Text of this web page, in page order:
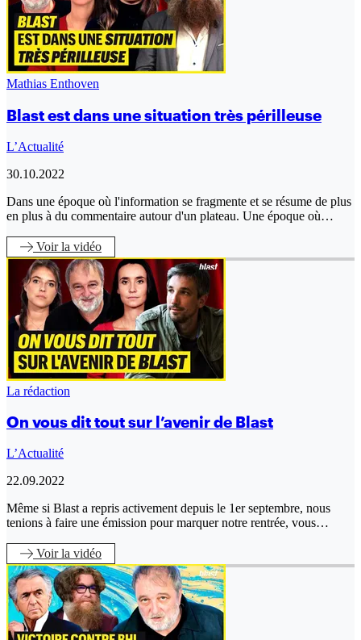
Mathias Enthoven
Blast est dans une situation très périlleuse
L’Actualité
30.10.2022
Dans une époque où l'information se fragmente et se résume de plus
en plus à du commentaire autour d'un plateau. Une époque où…
Voirla vidéo
La rédaction
On vous dit tout sur l’avenir de Blast
L’Actualité
22.09.2022
Même si Blast a repris activement depuis le 1er septembre, nous
tenions à faire une émission pour marquer notre rentrée, vous…
Voirla vidéo